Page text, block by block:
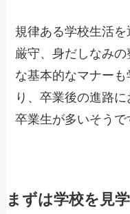
規律ある学校生活
厳守、身だしなみ
な基本的なマナー
り、卒業後の進路
卒業生が多いそうで
まずは学校を見